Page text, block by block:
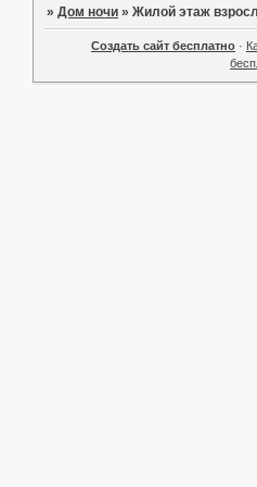
»Дом ночи »Жилой этаж
Создать сайт бесплатно ·